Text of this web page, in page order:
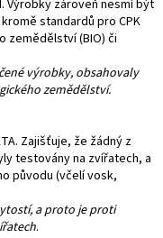
Výrobky zároveň nesmí být
standardů pro CPK
zemědělství (BIO) či
výrobky, obsahovaly
zemědělství.
Zajišťuje, že žádný z
testovány na zvířatech, a
původu (včelí vosk,
a proto je proti
.